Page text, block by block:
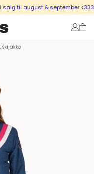
til august & september <333
skijakke